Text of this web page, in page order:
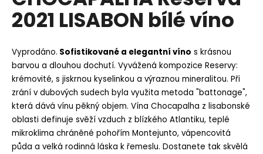
4,7
z
hvězdiček.
2021 LISABON bílé víno
Vyprodáno. Sofistikované a elegantní víno s krásnou
barvou a dlouhou dochutí. Vyvážená kompozice Reservy:
krémovité, s jiskrnou kyselinkou a výraznou mineralitou. Při
zrání v dubových sudech byla využita metoda "battonage",
která dává vínu pěkný objem. Vína Chocapalha z lisabonské
oblasti definuje svěží vzduch z blízkého Atlantiku, teplé
mikroklima chráněné pohořím Montejunto, vápencovitá
půda a velká rodinná láska k řemeslu. Dostanete tak skvělá
a
j
í
t
?
HLEDAT